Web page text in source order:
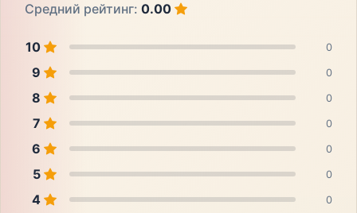
Средний рейтинг: 0.00
10 0
9 0
8 0
7 0
6 0
5 0
4 0